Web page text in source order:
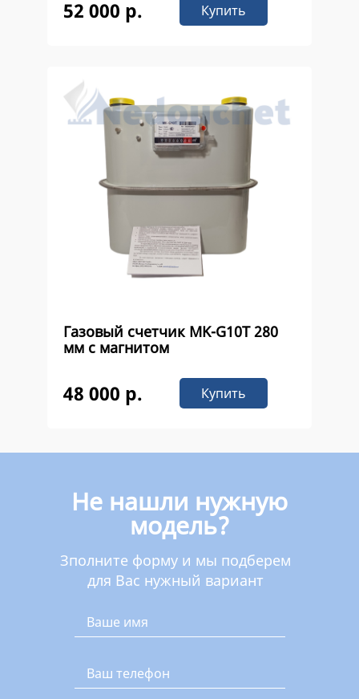
52 000 р. Купить
Газовый счетчик MK-G10Т 280
мм с магнитом
48 000 р. Купить
Не нашли нужную
модель?
Зполните форму и мы подберем
для Вас нужный вариант